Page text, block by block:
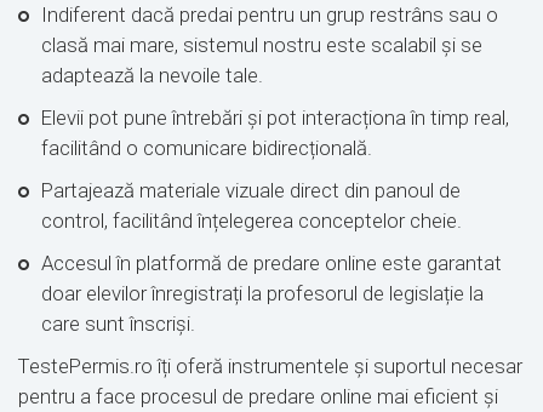
Indiferent dacă predai pentru un grup restrâns sau o
clasă mai mare, sistemul nostru este scalabil și se
adaptează la nevoile tale.
Elevii pot pune întrebări și pot interacționa în timp real,
facilitând o comunicare bidirecțională.
Partajează materiale vizuale direct din panoul de
control, facilitând înțelegerea conceptelor cheie.
Accesul în platformă de predare online este garantat
doar elevilor înregistrați la profesorul de legislație la
care sunt înscriși.
TestePermis.ro îți oferă instrumentele și suportul necesar
pentru a face procesul de predare online mai eficient și